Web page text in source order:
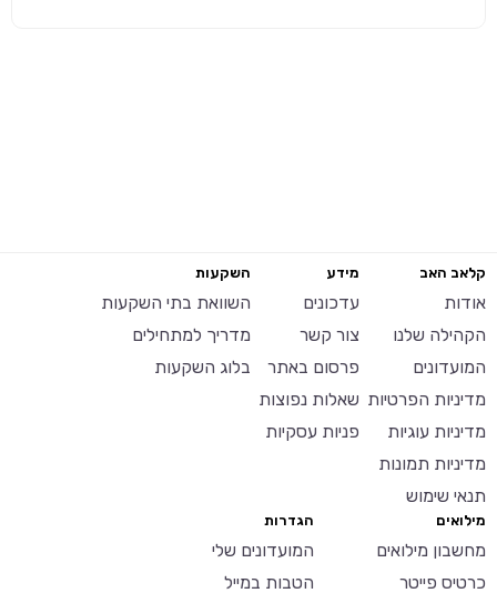
קלאב האב
אודות
הקהילה שלנו
המועדונים
מדיניות הפרטיות
מדיניות עוגיות
מדיניות תמונות
תנאי שימוש
מידע
עדכונים
צור קשר
פרסום באתר
שאלות נפוצות
פניות עסקיות
השקעות
השוואת בתי השקעות
מדריך למתחילים
בלוג השקעות
מילואים
מחשבון מילואים
כרטיס פייטר
הגדרות
המועדונים שלי
הטבות במייל